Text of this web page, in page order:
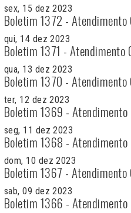
sex, 15 dez 2023
Boletim 1372 - Atendimento
qui, 14 dez 2023
Boletim 1371 - Atendimento
qua, 13 dez 2023
Boletim 1370 - Atendimento
ter, 12 dez 2023
Boletim 1369 - Atendimento
seg, 11 dez 2023
Boletim 1368 - Atendimento
dom, 10 dez 2023
Boletim 1367 - Atendimento
sab, 09 dez 2023
Boletim 1366 - Atendimento